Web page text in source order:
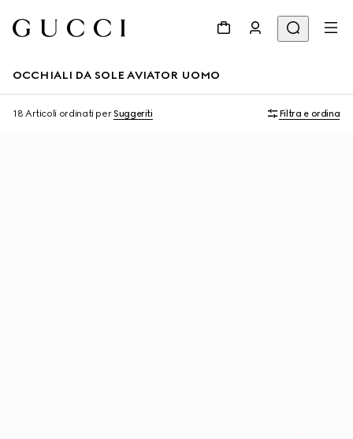
OCCHIALI DA SOLE AVIATOR UOMO
18 Articoli ordinati perSuggeriti Filtra e ordina